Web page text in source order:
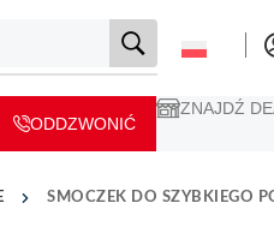
ODDZWONIĆ
ZNAJDŹ
SMOCZEK DO SZYBKIEGO